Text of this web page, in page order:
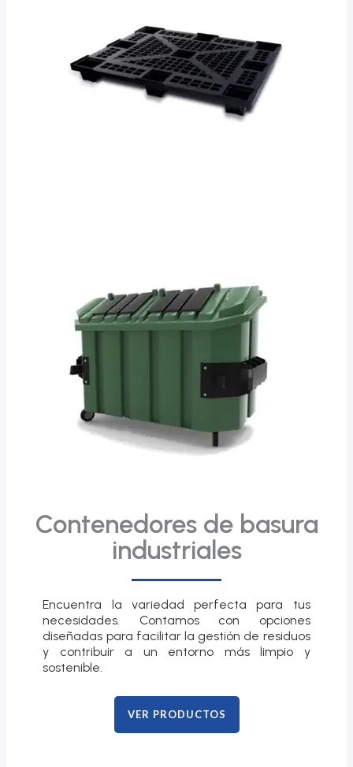
Contenedores de basura
industriales
Encuentra la variedad perfecta para tus
necesidades. Contamos con opciones
diseñadas para facilitar la gestión de residuos
y contribuir a un entorno más limpio y
sostenible.
VER PRODUCTOS